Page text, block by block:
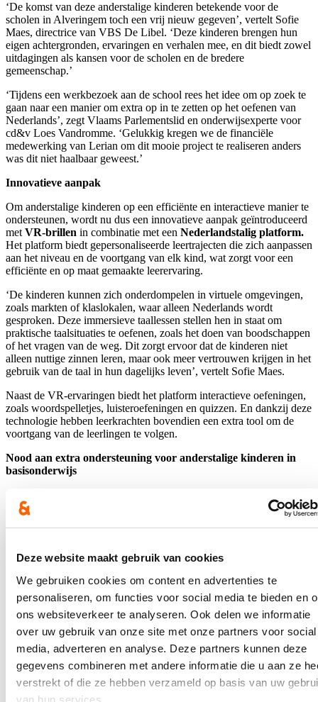
Deze website maakt gebruik van cookies
We gebruiken cookies om content en advertenties te
personaliseren, om functies voor social media te bieden en
ons websiteverkeer te analyseren. Ook delen we informatie
over uw gebruik van onze site met onze partners voor social
media, adverteren en analyse. Deze partners kunnen deze
gegevens combineren met andere informatie die u aan ze
verstrekt of die ze hebben verzameld op basis van uw
van hun services.
‘De komst van deze anderstalige kinderen betekende voor de
scholen in Alveringem toch een vrij nieuw gegeven’, vertelt Sofie
Maes, directrice van VBS De Libel. ‘Deze kinderen brengen hun
eigen achtergronden, ervaringen en verhalen mee, en dit biedt zowel
uitdagingen als kansen voor de scholen en de bredere
gemeenschap.’
‘Tijdens een werkbezoek aan de school rees het idee om op zoek te
gaan naar een manier om extra op in te zetten op het oefenen van
Nederlands’, zegt Vlaams Parlementslid en onderwijsexperte voor
cd&v Loes Vandromme. ‘Gelukkig kregen we de financiële
medewerking van Lerian om dit mooie project te realiseren anders
was dit niet haalbaar geweest.’
Innovatieve aanpak
Om anderstalige kinderen op een efficiënte en interactieve manier te
ondersteunen, wordt nu dus een innovatieve aanpak geïntroduceerd
met VR-brillen in combinatie met een Nederlandstalig platform.
Het platform biedt gepersonaliseerde leertrajecten die zich aanpassen
aan het niveau en de voortgang van elk kind, wat zorgt voor een
efficiënte en op maat gemaakte leerervaring.
‘De kinderen kunnen zich onderdompelen in virtuele omgevingen,
zoals markten of klaslokalen, waar alleen Nederlands wordt
gesproken. Deze immersieve taallessen stellen hen in staat om
praktische taalsituaties te oefenen, zoals het doen van boodschappen
of het vragen van de weg. Dit zorgt ervoor dat de kinderen niet
alleen nuttige zinnen leren, maar ook meer vertrouwen krijgen in het
gebruik van de taal in hun dagelijks leven’, vertelt Sofie Maes.
Naast de VR-ervaringen biedt het platform interactieve oefeningen,
zoals woordspelletjes, luisteroefeningen en quizzen. En dankzij deze
technologie hebben leerkrachten bovendien een extra tool om de
voortgang van de leerlingen te volgen.
Nood aan extra ondersteuning voor anderstalige kinderen in
basisonderwijs
haalbaar’, stelt Loes Vandromme. ‘Maar ook in andere scholen zijn
de uitdagingen op gebied van anderstaligheid groot en niet alleen in
onthaalonderwijs voor anderstalige nieuwkomers. Belangrijk daarbij
bepaald aantal leerlingen. Een autonome kleuterschool of een school
met één vestigingsplaats bijvoorbeeld, heeft recht op extra lestijden
vanaf 4 anderstalige nieuwkomers en een lagere school met één
vestigingsplaats vanaf 6 leerlingen.
Uit cijfers die Vandromme eerder al bij de minister van Onderwijs
opvroeg, blijkt dat het aantal leerlingen met thuistaal niet-Nederlands
in landelijke gebieden bovendien vrij snel stijgt.
‘Deze scholen in landelijke gebieden, met doorgaans een kleiner